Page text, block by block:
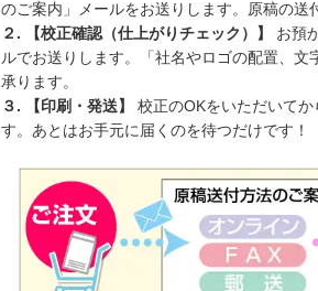
のご案内」メールをお送りします。原稿の
２. 【校正確認（仕上がりチェック）】
お預
ルでお送りします。「社名やロゴの配置、
承ります。
３. 【印刷・発送】 校正のOKをいただいて
す。あとはお手元に届くのを待つだけです！